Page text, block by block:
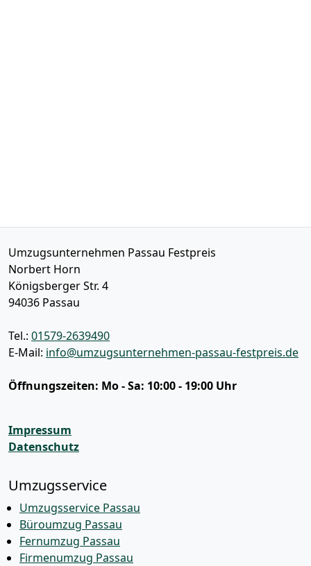
Umzugsunternehmen Passau Festpreis
Norbert Horn
Königsberger Str. 4
94036 Passau
Tel.: 01579-2639490
E-Mail: info@umzugsunternehmen-passau-festpreis.de
Öffnungszeiten: Mo - Sa: 10:00 - 19:00 Uhr
Impressum
Datenschutz
Umzugsservice
Umzugsservice Passau
Büroumzug Passau
Fernumzug Passau
Firmenumzug Passau